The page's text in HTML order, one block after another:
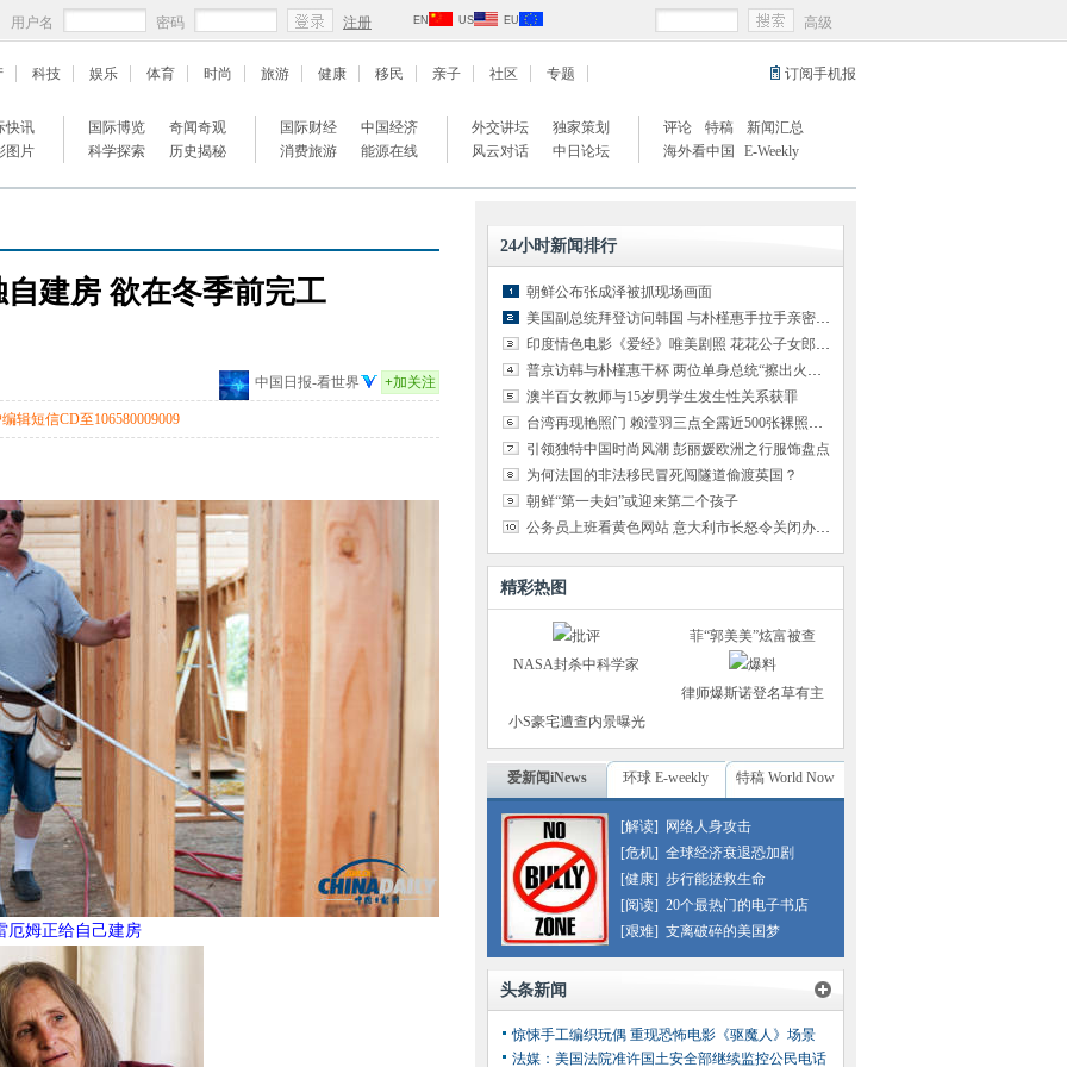
用户名 密码 注册 EN US EU 高级
订阅手机报
科技 娱乐 体育 时尚 旅游 健康 移民 亲子 社区 专题
快讯
图片
国际博览
奇闻奇观
科学探索
历史揭秘
国际财经
中国经济
消费旅游
能源在线
外交讲坛
独家策划
风云对话
中日论坛
评论 特稿
新闻汇总
海外看中国
E-Weekly
建房 欲在冬季前完工
中国日报-看世界 +加关注
辑短信CD至106580009009
厄姆正给自己建房
24小时新闻排行
朝鲜公布张成泽被抓现场画面
美国副总统拜登访问韩国 与朴槿惠手拉手亲密交谈
印度情色电影《爱经》唯美剧照 花花公子女郎出演
普京访韩与朴槿惠干杯 两位单身总统“擦出火花”（组图）
澳半百女教师与15岁男学生发生性关系获罪
台湾再现艳照门 赖滢羽三点全露近500张裸照外泄
引领独特中国时尚风潮 彭丽媛欧洲之行服饰盘点
为何法国的非法移民冒死闯隧道偷渡英国？
朝鲜“第一夫妇”或迎来第二个孩子
公务员上班看黄色网站 意大利市长怒令关闭办公室网络
精彩热图
NASA封杀中科学家
菲“郭美美”炫富被查
律师爆斯诺登名草有主
小S豪宅遭查内景曝光
爱新闻iNews 环球 E-weekly 特稿 World Now
[解读]
网络人身攻击
[危机] 全球经济衰退恐加剧
[健康] 步行能拯救生命
[阅读] 20个最热门的电子书店
[艰难] 支离破碎的美国梦
头条新闻
惊悚手工编织玩偶 重现恐怖电影《驱魔人》场景
法媒：美国法院准许国土安全部继续监控公民电话